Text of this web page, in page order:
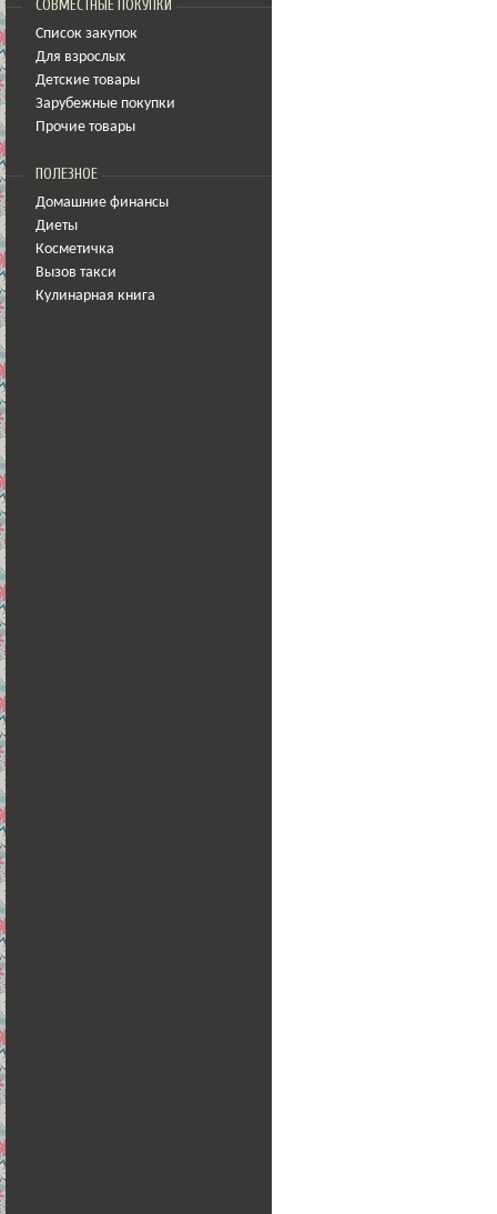
СОВМЕСТНЫЕ ПОКУПКИ
Список закупок
Для взрослых
Детские товары
Зарубежные покупки
Прочие товары
ПОЛЕЗНОЕ
Домашние финансы
Диеты
Косметичка
Вызов такси
Кулинарная книга